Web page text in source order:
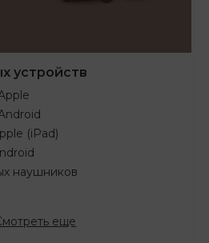
устройств
(iPad)
наушников
еще